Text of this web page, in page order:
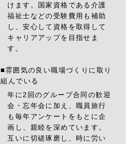
けます。国家資格である介護
福祉士などの受験費用も補助
し、安心して資格を取得して
キャリアアップを目指せま
す。
■雰囲気の良い職場づくりに取り
組んでいる
年に2回のグループ合同の歓迎
会・忘年会に加え、職員旅行
も毎年アンケートをもとに企
画し、親睦を深めています。
互いに切磋琢磨し、時に労い